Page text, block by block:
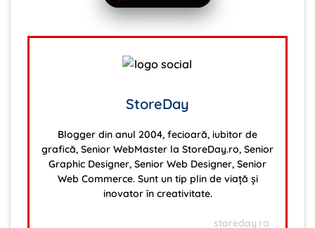
StoreDay
Blogger din anul 2004, fecioară, iubitor de
grafică, Senior WebMaster la StoreDay.ro, Senior
Graphic Designer, Senior Web Designer, Senior
Web Commerce. Sunt un tip plin de viață și
inovator în creativitate.
storeday.ro